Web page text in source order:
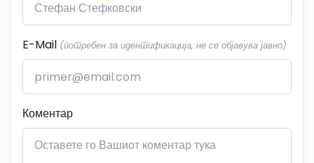
E-Mail (потребен за идентификација, не се објавува јавно)
Коментар